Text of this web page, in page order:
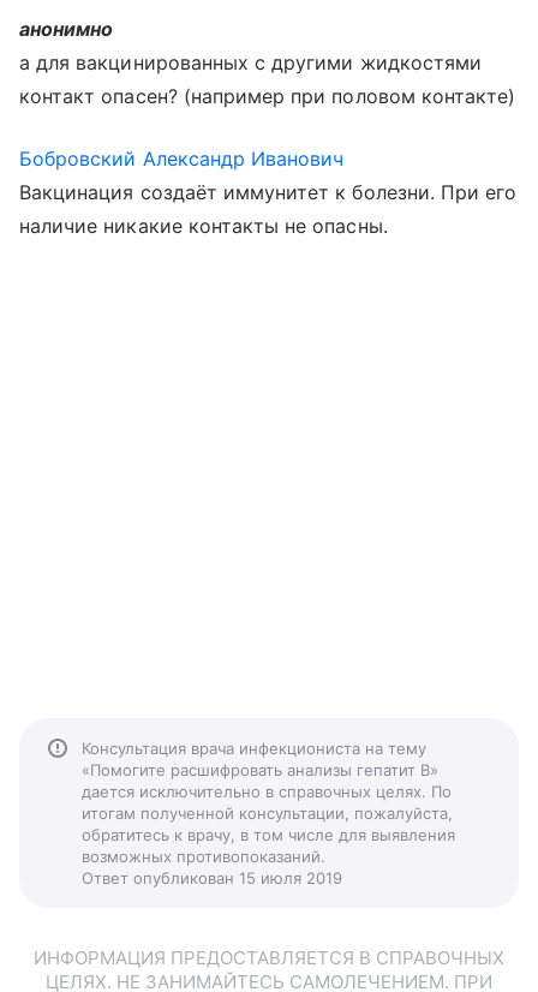
анонимно
а для вакцинированных с другими жидкостями
контакт опасен? (например при половом контакте)
Бобровский Александр Иванович
Вакцинация создаёт иммунитет к болезни. При его
наличие никакие контакты не опасны.
Консультация врача инфекциониста на тему
«Помогите расшифровать анализы гепатит B»
дается исключительно в справочных целях. По
итогам полученной консультации, пожалуйста,
обратитесь к врачу, в том числе для выявления
возможных противопоказаний.
Ответ опубликован 15 июля 2019
ИНФОРМАЦИЯ ПРЕДОСТАВЛЯЕТСЯ В СПРАВОЧНЫХ
ЦЕЛЯХ. НЕ ЗАНИМАЙТЕСЬ САМОЛЕЧЕНИЕМ. ПРИ